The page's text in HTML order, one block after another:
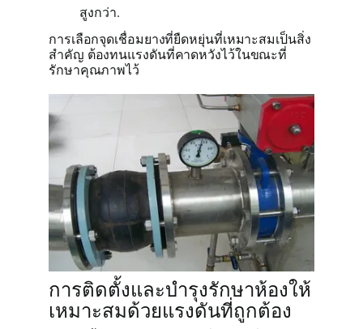
สูงกว่า.
การเลือกจุดเชื่อมยางที่ยืดหยุ่นที่เหมาะสมเป็นสิ่ง
สำคัญ ต้องทนแรงดันที่คาดหวังไว้ในขณะที่
รักษาคุณภาพไว้
การติดตั้งและบำรุงรักษาห้องให้
เหมาะสมด้วยแรงดันที่ถูกต้อง